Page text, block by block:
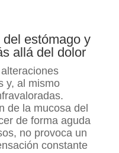
estómago y
allá del dolor
y, al mismo
de la mucosa del
de forma aguda
no provoca un
constante